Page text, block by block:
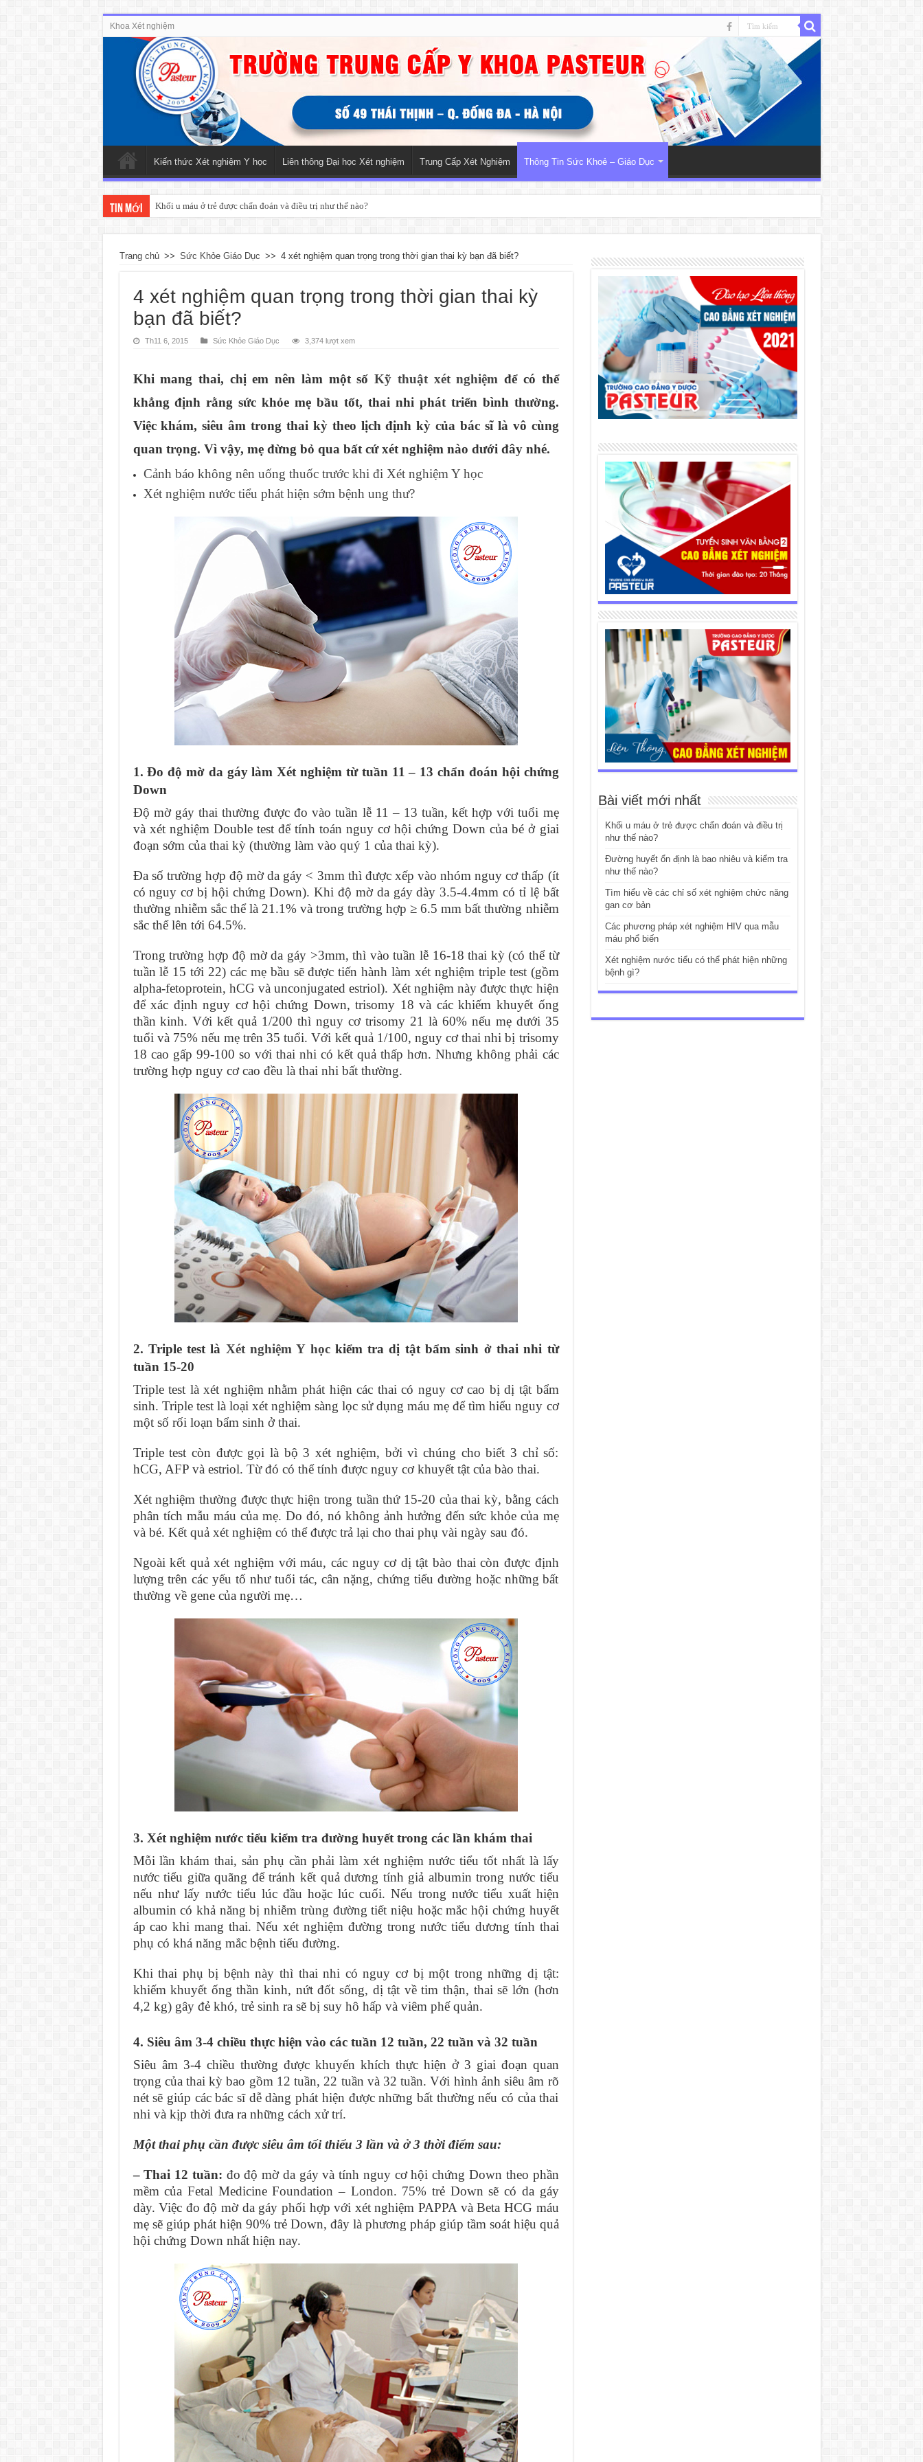
Khoa Xét nghiệm
Kiến thức Xét nghiệm Y học Liên thông Đại học Xét nghiệm Trung Cấp Xét Nghiệm Thông Tin Sức Khoẻ – Giáo Dục
Tin mới Khối u máu ở trẻ được chẩn đoán và điều trị như thế nào?
Trang chủ >> Sức Khỏe Giáo Dục >> 4 xét nghiệm quan trọng trong thời gian thai kỳ bạn đã biết?
4 xét nghiệm quan trọng trong thời gian thai kỳ
bạn đã biết?
Th11 6, 2015 Sức Khỏe Giáo Dục 3,374 lượt xem
Khi mang thai, chị em nên làm một sốKỹ thuật xét nghiệm để có thể
khẳng định rằng sức khỏe mẹ bầu tốt, thai nhi phát triển bình thường.
Việc khám, siêu âm trong thai kỳ theo lịch định kỳ của bác sĩ là vô cùng
quan trọng. Vì vậy, mẹ đừng bỏ qua bất cứ xét nghiệm nào dưới đây nhé.
Cảnh báo không nên uống thuốc trước khi đi Xét nghiệm Y học
Xét nghiệm nước tiểu phát hiện sớm bệnh ung thư?
1. Đo độ mờ da gáy làm Xét nghiệm từ tuần 11 – 13 chẩn đoán hội chứng
Down
Độ mờ gáy thai thường được đo vào tuần lễ 11 – 13 tuần, kết hợp với tuổi mẹ
và xét nghiệm Double test để tính toán nguy cơ hội chứng Down của bé ở giai
đoạn sớm của thai kỳ (thường làm vào quý 1 của thai kỳ).
Đa số trường hợp độ mờ da gáy < 3mm thì được xếp vào nhóm nguy cơ thấp (ít
có nguy cơ bị hội chứng Down). Khi độ mờ da gáy dày 3.5-4.4mm có tỉ lệ bất
thường nhiễm sắc thể là 21.1% và trong trường hợp ≥ 6.5 mm bất thường nhiễm
sắc thể lên tới 64.5%.
Trong trường hợp độ mờ da gáy >3mm, thì vào tuần lễ 16-18 thai kỳ (có thể từ
tuần lễ 15 tới 22) các mẹ bầu sẽ được tiến hành làm xét nghiệm triple test (gồm
alpha-fetoprotein, hCG và unconjugated estriol). Xét nghiệm này được thực hiện
để xác định nguy cơ hội chứng Down, trisomy 18 và các khiếm khuyết ống
thần kinh. Với kết quả 1/200 thì nguy cơ trisomy 21 là 60% nếu mẹ dưới 35
tuổi và 75% nếu mẹ trên 35 tuổi. Với kết quả 1/100, nguy cơ thai nhi bị trisomy
18 cao gấp 99-100 so với thai nhi có kết quả thấp hơn. Nhưng không phải các
trường hợp nguy cơ cao đều là thai nhi bất thường.
2. Triple test là Xét nghiệm Y họckiểm tra dị tật bẩm sinh ở thai nhi từ
tuần 15-20
Triple test là xét nghiệm nhằm phát hiện các thai có nguy cơ cao bị dị tật bẩm
sinh. Triple test là loại xét nghiệm sàng lọc sử dụng máu mẹ để tìm hiểu nguy cơ
một số rối loạn bẩm sinh ở thai.
Triple test còn được gọi là bộ 3 xét nghiệm, bởi vì chúng cho biết 3 chỉ số:
hCG, AFP và estriol. Từ đó có thể tính được nguy cơ khuyết tật của bào thai.
Xét nghiệm thường được thực hiện trong tuần thứ 15-20 của thai kỳ, bằng cách
phân tích mẫu máu của mẹ. Do đó, nó không ảnh hưởng đến sức khỏe của mẹ
và bé. Kết quả xét nghiệm có thể được trả lại cho thai phụ vài ngày sau đó.
Ngoài kết quả xét nghiệm với máu, các nguy cơ dị tật bào thai còn được định
lượng trên các yếu tố như tuổi tác, cân nặng, chứng tiểu đường hoặc những bất
thường về gene của người mẹ…
3. Xét nghiệm nước tiểu kiểm tra đường huyết trong các lần khám thai
Mỗi lần khám thai, sản phụ cần phải làm xét nghiệm nước tiểu tốt nhất là lấy
nước tiểu giữa quãng để tránh kết quả dương tính giả albumin trong nước tiểu
nếu như lấy nước tiểu lúc đầu hoặc lúc cuối. Nếu trong nước tiểu xuất hiện
albumin có khả năng bị nhiễm trùng đường tiết niệu hoặc mắc hội chứng huyết
áp cao khi mang thai. Nếu xét nghiệm đường trong nước tiểu dương tính thai
phụ có khá năng mắc bệnh tiểu đường.
Khi thai phụ bị bệnh này thì thai nhi có nguy cơ bị một trong những dị tật:
khiếm khuyết ống thần kinh, nứt đốt sống, dị tật về tim thận, thai sẽ lớn (hơn
4,2 kg) gây đẻ khó, trẻ sinh ra sẽ bị suy hô hấp và viêm phế quản.
4. Siêu âm 3-4 chiều thực hiện vào các tuần 12 tuần, 22 tuần và 32 tuần
Siêu âm 3-4 chiều thường được khuyến khích thực hiện ở 3 giai đoạn quan
trọng của thai kỳ bao gồm 12 tuần, 22 tuần và 32 tuần. Với hình ảnh siêu âm rõ
nét sẽ giúp các bác sĩ dễ dàng phát hiện được những bất thường nếu có của thai
nhi và kịp thời đưa ra những cách xử trí.
Một thai phụ cần được siêu âm tối thiểu 3 lần và ở 3 thời điểm sau:
– Thai 12 tuần: đo độ mờ da gáy và tính nguy cơ hội chứng Down theo phần
mềm của Fetal Medicine Foundation – London. 75% trẻ Down sẽ có da gáy
dày. Việc đo độ mờ da gáy phối hợp với xét nghiệm PAPPA và Beta HCG máu
mẹ sẽ giúp phát hiện 90% trẻ Down, đây là phương pháp giúp tầm soát hiệu quả
hội chứng Down nhất hiện nay.
Bài viết mới nhất
Khối u máu ở trẻ được chẩn đoán và điều trị
như thế nào?
Đường huyết ổn định là bao nhiêu và kiểm tra
như thế nào?
Tìm hiểu về các chỉ số xét nghiệm chức năng
gan cơ bản
Các phương pháp xét nghiệm HIV qua mẫu
máu phổ biến
Xét nghiệm nước tiểu có thể phát hiện những
bệnh gì?